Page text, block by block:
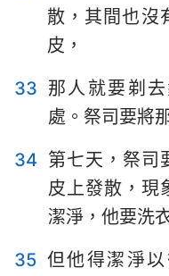
1 2 3
散，其間也沒
皮，
33 那人就要剃
處。祭司要將
34 第七天，祭司
皮上發散，現
潔淨，他要洗
35 但他得潔淨